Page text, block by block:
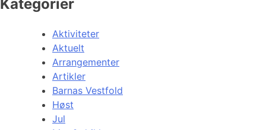
Kategorier
Aktiviteter
Aktuelt
Arrangementer
Artikler
Barnas Vestfold
Høst
Jul